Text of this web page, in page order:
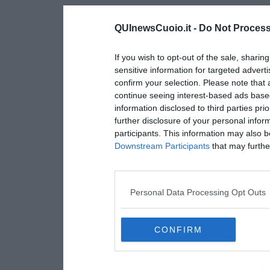
QUInewsCuoio.it - Do Not
If you wish to opt-out of the sale,
sensitive information for targeted
confirm your selection. Please note
continue seeing interest-based ads
information disclosed to third parties
further disclosure of your personal
participants. This information may also
Downstream Participants that may
Personal Data Processing Opt Outs
CONFIRM